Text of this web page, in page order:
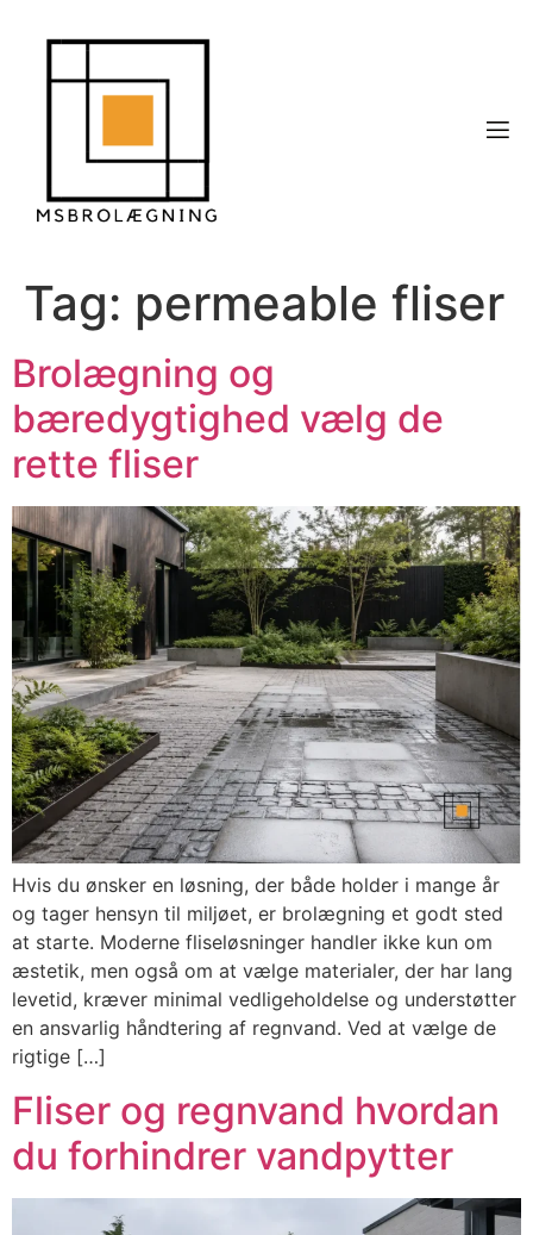
Tag: permeable fliser
Brolægning og
bæredygtighed vælg de
rette fliser
Hvis du ønsker en løsning, der både holder i mange år
og tager hensyn til miljøet, er brolægning et godt sted
at starte. Moderne fliseløsninger handler ikke kun om
æstetik, men også om at vælge materialer, der har lang
levetid, kræver minimal vedligeholdelse og understøtter
en ansvarlig håndtering af regnvand. Ved at vælge de
rigtige […]
Fliser og regnvand hvordan
du forhindrer vandpytter